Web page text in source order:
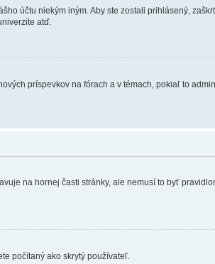
účtu niekým iným. Aby ste zostali prihlásený,
atď.
príspevkov na fórach a v témach, pokiaľ to
na hornej časti stránky, ale nemusí to byť
počítaný ako skrytý používateľ.